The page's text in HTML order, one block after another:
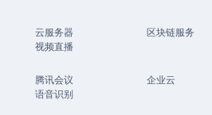
云服务器 区块链服务
视频直播
腾讯会议 企业云
语音识别